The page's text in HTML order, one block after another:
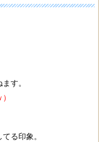
す。
る印象。